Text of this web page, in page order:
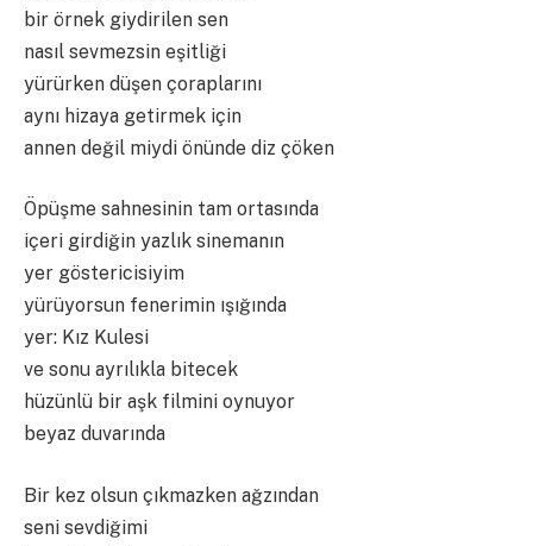
bir örnek giydirilen sen
nasıl sevmezsin eşitliği
yürürken düşen çoraplarını
aynı hizaya getirmek için
annen değil miydi önünde diz çöken
Öpüşme sahnesinin tam ortasında
içeri girdiğin yazlık sinemanın
yer göstericisiyim
yürüyorsun fenerimin ışığında
yer: Kız Kulesi
ve sonu ayrılıkla bitecek
hüzünlü bir aşk filmini oynuyor
beyaz duvarında
Bir kez olsun çıkmazken ağzından
seni sevdiğimi